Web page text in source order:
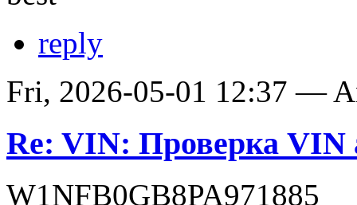
reply
Fri, 2026-05-01 12:37 —
Re: VIN: Проверка VIN
W1NFB0GB8PA971885